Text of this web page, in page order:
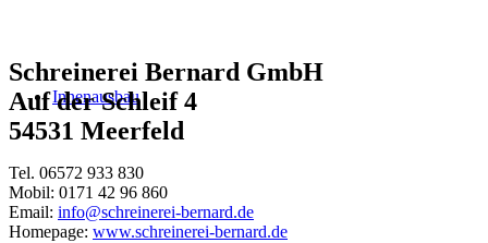
Innenausbau
Schreinerei Bernard GmbH
Auf der Schleif 4
54531 Meerfeld
Tel. 06572 933 830
Mobil: 0171 42 96 860
Email: info@schreinerei-bernard.de
Homepage: www.schreinerei-bernard.de